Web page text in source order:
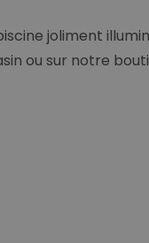
joliment
ou sur notre